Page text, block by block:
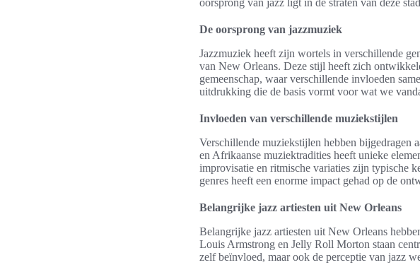
oorsprong van jazz ligt in de straten van deze
De oorsprong van jazzmuziek
Jazzmuziek heeft zijn wortels in verschillende
van New Orleans. Deze stijl heeft zich
gemeenschap, waar verschillende invloeden
uitdrukking die de basis vormt voor wat we
Invloeden van verschillende muziekstijlen
Verschillende muziekstijlen hebben bijgedragen
en Afrikaanse muziektradities heeft unieke
improvisatie en ritmische variaties zijn typische
genres heeft een enorme impact gehad op de
Belangrijke jazz artiesten uit New Orleans
Belangrijke jazz artiesten uit New Orleans
Louis Armstrong en Jelly Roll Morton staan
zelf beïnvloed, maar ook de perceptie van jazz